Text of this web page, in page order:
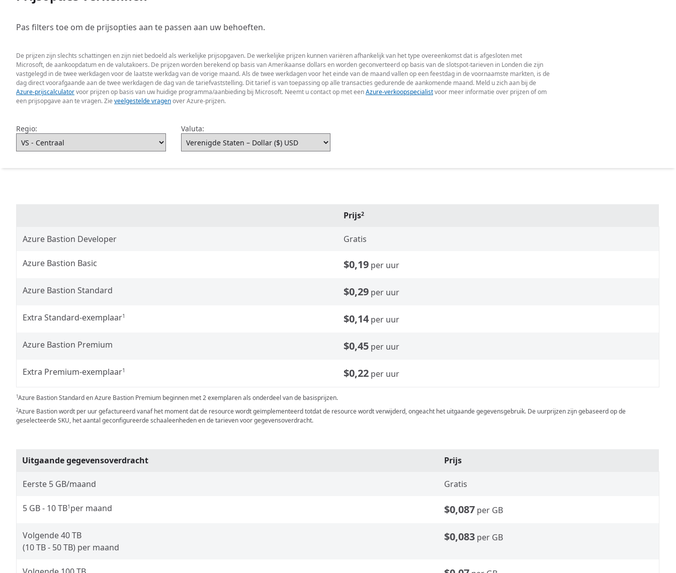
Pas filters toe om de prijsopties aan te passen aan uw behoeften.
De prijzen zijn slechts schattingen en zijn niet bedoeld als werkelijke prijsopgaven. De werkelijke prijzen kunnen variëren afhankelijk van het type overeenkomst dat is afgesloten met
Microsoft, de aankoopdatum en de valutakoers. De prijzen worden berekend op basis van Amerikaanse dollars en worden geconverteerd op basis van de slotspot-tarieven in Londen die zijn
vastgelegd in de twee werkdagen voor de laatste werkdag van de vorige maand. Als de twee werkdagen voor het einde van de maand vallen op een feestdag in de voornaamste markten, is de
dag direct voorafgaande aan de twee werkdagen de dag van de tariefvaststelling. Dit tarief is van toepassing op alle transacties gedurende de aankomende maand. Meld u zich aan bij de
Azure-prijscalculatorvoor prijzen op basis van uw huidige programma/aanbieding bij Microsoft. Neemt u contact op met eenAzure-verkoopspecialistvoor meer informatie over prijzen of om
een prijsopgave aan te vragen. Zie veelgestelde vragenover Azure-prijzen.
Regio: Valuta:
Prijs2
Azure Bastion Developer Gratis
Azure Bastion Basic $0,19 per uur
Azure Bastion Standard $0,29 per uur
Extra Standard-exemplaar1 $0,14 per uur
Azure Bastion Premium $0,45 per uur
Extra Premium-exemplaar1 $0,22 per uur
1 Azure Bastion Standard en Azure Bastion Premium beginnen met 2 exemplaren als onderdeel van de basisprijzen.
2Azure Bastion wordt per uur gefactureerd vanaf het moment dat de resource wordt geïmplementeerd totdat de resource wordt verwijderd, ongeacht het uitgaande gegevensgebruik. De uurprijzen zijn gebaseerd op de
geselecteerde SKU, het aantal geconfigureerde schaaleenheden en de tarieven voor gegevensoverdracht.
Uitgaande gegevensoverdracht Prijs
Eerste 5 GB/maand Gratis
5 GB - 10 TB1 per maand $0,087 per GB
Volgende 40 TB
(10 TB - 50 TB) per maand
$0,083 per GB